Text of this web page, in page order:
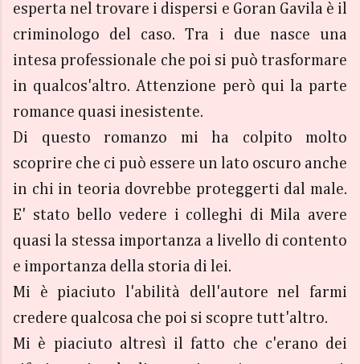
esperta nel trovare i dispersi e Goran Gavila è il
criminologo del caso. Tra i due nasce una
intesa professionale che poi si può trasformare
in qualcos'altro. Attenzione però qui la parte
romance quasi inesistente.
Di questo romanzo mi ha colpito molto
scoprire che ci può essere un lato oscuro anche
in chi in teoria dovrebbe proteggerti dal male.
E' stato bello vedere i colleghi di Mila avere
quasi la stessa importanza a livello di contento
e importanza della storia di lei.
Mi è piaciuto l'abilità dell'autore nel farmi
credere qualcosa che poi si scopre tutt'altro.
Mi è piaciuto altresì il fatto che c'erano dei